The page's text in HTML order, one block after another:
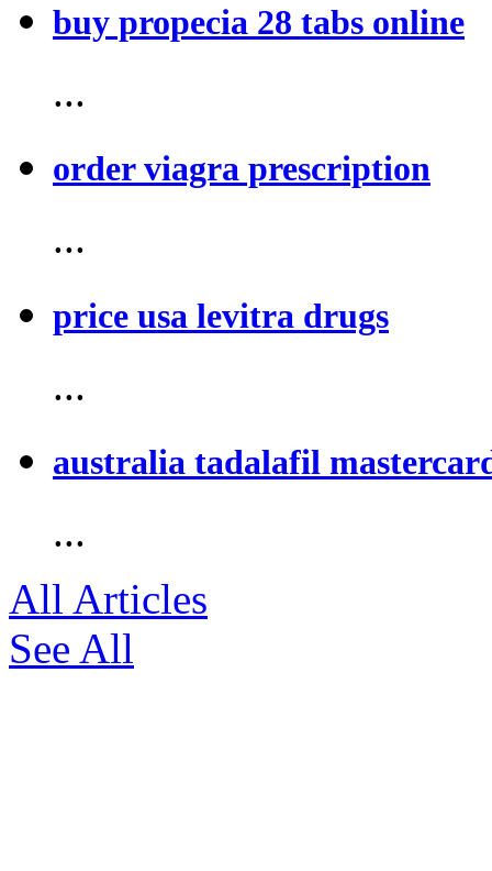
buy propecia 28 tabs online
...
order viagra prescription
...
price usa levitra drugs
...
australia tadalafil
...
All Articles
See All